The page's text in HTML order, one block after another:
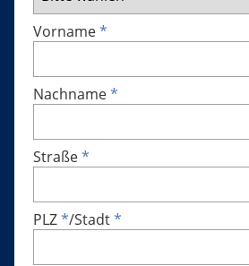
Vorname*
Nachname*
Straße*
PLZ*/Stadt*